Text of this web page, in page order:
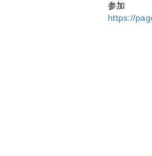
参加
https://